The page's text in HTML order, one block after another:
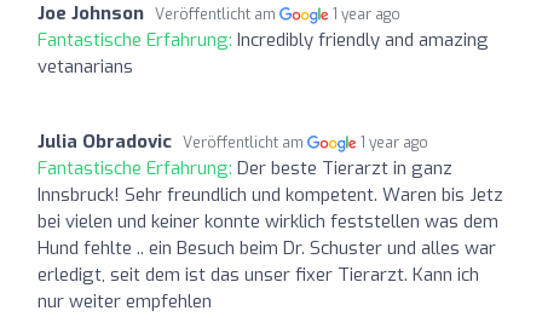
Joe Johnson Veröffentlicht am 1 year ago
Fantastische Erfahrung: Incredibly friendly and amazing
vetanarians
Julia Obradovic Veröffentlicht am 1 year ago
Fantastische Erfahrung: Der beste Tierarzt in ganz
Innsbruck! Sehr freundlich und kompetent. Waren bis Jetz
bei vielen und keiner konnte wirklich feststellen was dem
Hund fehlte .. ein Besuch beim Dr. Schuster und alles war
erledigt, seit dem ist das unser fixer Tierarzt. Kann ich
nur weiter empfehlen